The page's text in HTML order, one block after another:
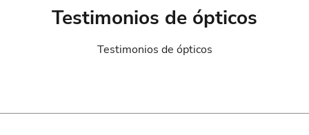
Testimonios de ópticos
Testimonios de ópticos